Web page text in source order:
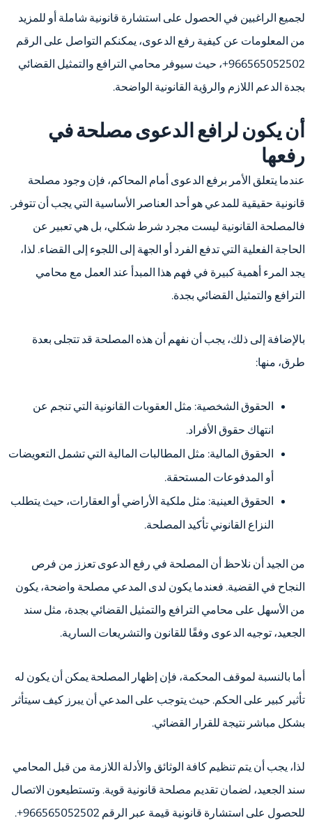
لجميع الراغبين في الحصول على استشارة قانونية شاملة أو للمزيد
من المعلومات عن كيفية رفع الدعوى، يمكنكم التواصل على الرقم
966565052502+، حيث سيوفر محامي الترافع والتمثيل القضائي
بجدة الدعم اللازم والرؤية القانونية الواضحة.
أن يكون لرافع الدعوى مصلحة في
رفعها
عندما يتعلق الأمر برفع الدعوى أمام المحاكم، فإن وجود مصلحة
قانونية حقيقية للمدعي هو أحد العناصر الأساسية التي يجب أن تتوفر.
فالمصلحة القانونية ليست مجرد شرط شكلي، بل هي تعبير عن
الحاجة الفعلية التي تدفع الفرد أو الجهة إلى اللجوء إلى القضاء. لذا،
يجد المرء أهمية كبيرة في فهم هذا المبدأ عند العمل مع محامي
الترافع والتمثيل القضائي بجدة.
بالإضافة إلى ذلك، يجب أن نفهم أن هذه المصلحة قد تتجلى بعدة
طرق، منها:
الحقوق الشخصية: مثل العقوبات القانونية التي تنجم عن
انتهاك حقوق الأفراد.
الحقوق المالية: مثل المطالبات المالية التي تشمل التعويضات
أو المدفوعات المستحقة.
الحقوق العينية: مثل ملكية الأراضي أو العقارات، حيث يتطلب
النزاع القانوني تأكيد المصلحة.
من الجيد أن نلاحظ أن المصلحة في رفع الدعوى تعزز من فرص
النجاح في القضية. فعندما يكون لدى المدعي مصلحة واضحة، يكون
من الأسهل على محامي الترافع والتمثيل القضائي بجدة، مثل سند
الجعيد، توجيه الدعوى وفقًا للقانون والتشريعات السارية.
أما بالنسبة لموقف المحكمة، فإن إظهار المصلحة يمكن أن يكون له
تأثير كبير على الحكم. حيث يتوجب على المدعي أن يبرز كيف سيتأثر
بشكل مباشر نتيجة للقرار القضائي.
لذا، يجب أن يتم تنظيم كافة الوثائق والأدلة اللازمة من قبل المحامي
سند الجعيد، لضمان تقديم مصلحة قانونية قوية. وتستطيعون الاتصال
للحصول على استشارة قانونية قيمة عبر الرقم 966565052502+.